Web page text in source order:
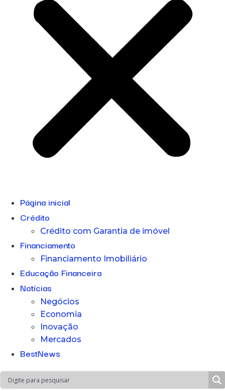
Página inicial
Crédito
Crédito com Garantia de imóvel
Financiamento
Financiamento Imobiliário
Educação Financeira
Notícias
Negócios
Economia
Inovação
Mercados
BestNews